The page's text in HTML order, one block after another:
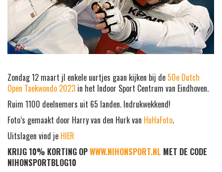
Zondag 12 maart jl enkele uurtjes gaan kijken bij de 50e Dutch
Open Taekwondo 2023 in het Indoor Sport Centrum van Eindhoven.
Ruim 1100 deelnemers uit 65 landen. Indrukwekkend!
Foto’s gemaakt door Harry van den Hurk van HuHaFoto.
Uitslagen vind je HIER
KRIJG 10% KORTING OPWWW.NIHONSPORT.NL MET DE CODE
NIHONSPORTBLOG10